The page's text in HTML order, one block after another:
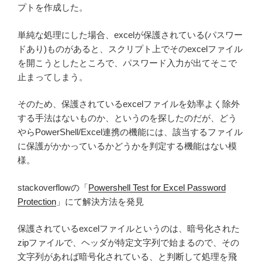
プトを作成した。
単純な処理にした場合、excelが保護されている(パスワー
ドあり)ものがあると、スクリプト上でそのexcelファイル
を開こうとしたところで、パスワード入力が出てそこで
止まってしまう。
そのため、保護されているexcelファイルを効率よく除外
する手法はないものか、というのを探したのだが、どう
やらPowerShell/Excel連携の機能には、該当するファイル
に保護がかかっているかどうかを判定する機能はない模
様。
stackoverflowの「Powershell Test for Excel Password
Protection 」にて解決方法を発見
保護されているexcelファイルというのは、暗号化された
zipファイルで、ヘッダが特定文字列で始まるので、その
文字列があれば暗号化されている、と判断して処理を飛